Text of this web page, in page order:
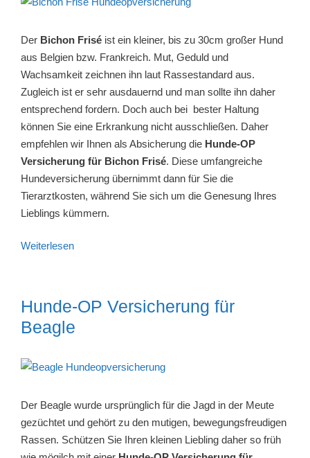
Der Bichon Frisé ist ein kleiner, bis zu 30cm großer Hund
aus Belgien bzw. Frankreich. Mut, Geduld und
Wachsamkeit zeichnen ihn laut Rassestandard aus.
Zugleich ist er sehr ausdauernd und man sollte ihn daher
entsprechend fordern. Doch auch bei bester Haltung
können Sie eine Erkrankung nicht ausschließen. Daher
empfehlen wir Ihnen als Absicherung die Hunde-OP
Versicherung für Bichon Frisé. Diese umfangreiche
Hundeversicherung übernimmt dann für Sie die
Tierarztkosten, während Sie sich um die Genesung Ihres
Lieblings kümmern.
Weiterlesen
Hunde-OP Versicherung für
Beagle
Der Beagle wurde ursprünglich für die Jagd in der Meute
gezüchtet und gehört zu den mutigen, bewegungsfreudigen
Rassen. Schützen Sie Ihren kleinen Liebling daher so früh